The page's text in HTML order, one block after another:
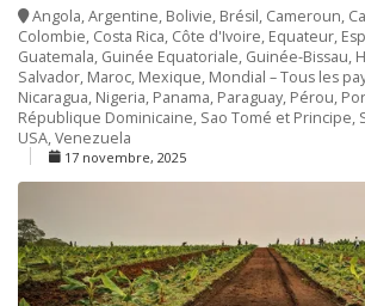
Angola,Argentine, Bolivie, Brésil, Cameroun,
Colombie, Costa Rica, Côte d'Ivoire, Equateur,
Guatemala, Guinée Equatoriale, Guinée-Bissau,
Salvador, Maroc, Mexique, Mondial – Tous les
Nicaragua, Nigeria, Panama, Paraguay, Pérou,
République Dominicaine, Sao Tomé et Principe,
USA,Venezuela
17 novembre, 2025